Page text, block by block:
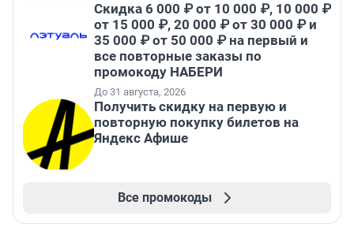
Скидка 6 000 ₽ от 10 000 ₽, 10 000 ₽
от 15 000 ₽, 20 000 ₽ от 30 000 ₽ и
35 000 ₽ от 50 000 ₽ на первый и
все повторные заказы по
промокоду НАБЕРИ
До 31 августа, 2026
Получить скидку на первую и
повторную покупку билетов на
Яндекс Афише
Все промокоды